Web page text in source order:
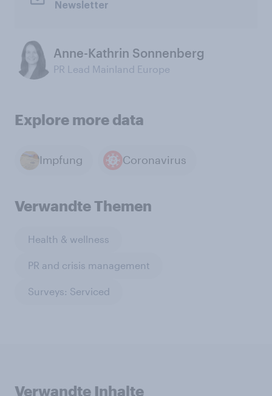
Newsletter
Anne-Kathrin Sonnenberg
PR Lead Mainland Europe
Explore more data
Impfung Coronavirus
Verwandte Themen
Health & wellness
PR and crisis management
Surveys: Serviced
Verwandte Inhalte